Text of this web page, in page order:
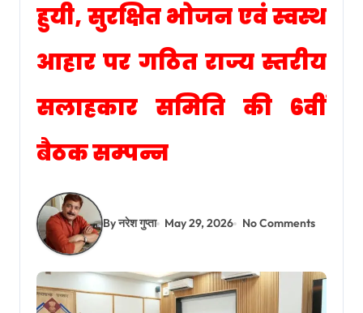
हुयी, सुरक्षित भोजन एवं स्वस्थ
आहार पर गठित राज्य स्तरीय
सलाहकार समिति की 6वीं
बैठक सम्पन्न
By नरेश गुप्ता May 29, 2026 No Comments